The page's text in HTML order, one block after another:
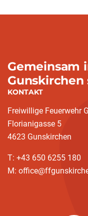
Gemeinsam
Gunskirchen
KONTAKT
Freiwillige Feuerwehr
Florianigasse 5
4623 Gunskirchen
T: +43 650 6255 180
M: